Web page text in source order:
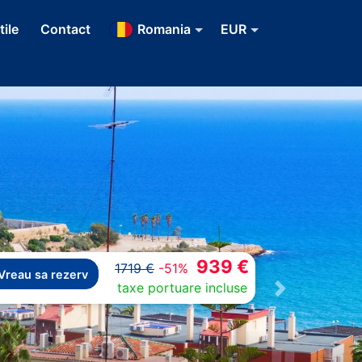
Contact Romania EUR
sa rezerv 1719 € -51% 939 €
taxe portuare incluse
Next